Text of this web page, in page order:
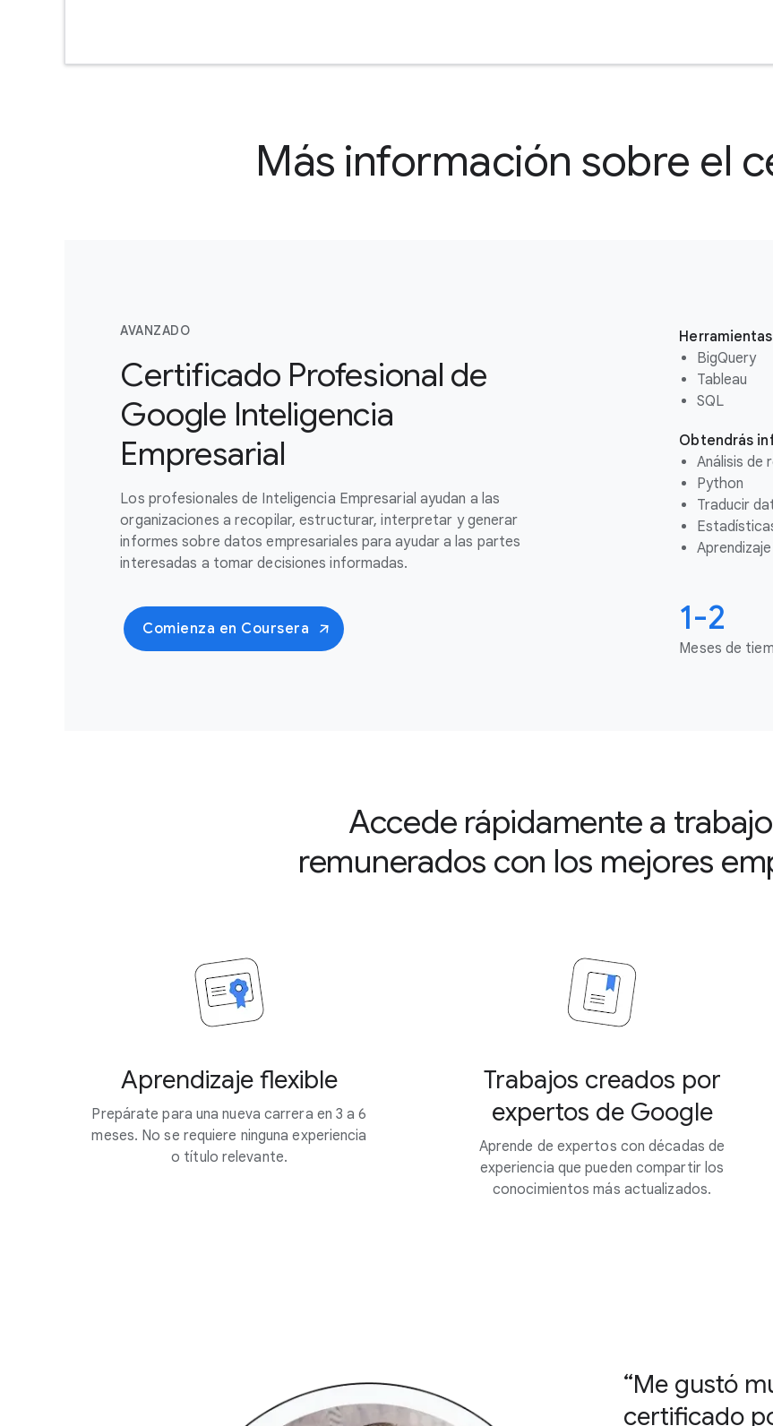
Más información sobre el
AVANZADO
Certificado Profesional de
Google Inteligencia
Empresarial
Los profesionales de Inteligencia Empresarial ayudan a las
organizaciones a recopilar, estructurar, interpretar y generar
informes sobre datos empresariales para ayudar a las partes
interesadas a tomar decisiones informadas.
Comienza en Coursera
BigQuery
Tableau
SQL
Obtendrás
Análisis de
Python
Traducir
1-2
Meses de
Accede rápidamente a
remunerados con los mejores
Aprendizaje flexible
Prepárate para una nueva carrera en 3 a 6
meses. No se requiere ninguna experiencia
o título relevante.
Trabajos creados por
expertos de Google
Aprende de expertos con décadas de
experiencia que pueden compartir los
conocimientos más actualizados.
“Me gustó
certificado